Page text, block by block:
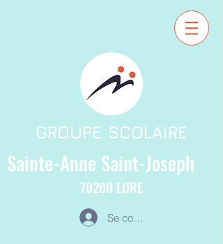
GROUPE SCOLAIRE
Sainte-Anne Saint-Joseph
70200 LURE
Se connecter